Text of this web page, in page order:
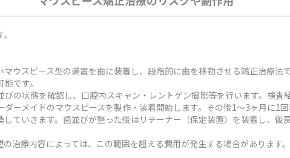
ウスピース型の装置を歯に装着し、段階的に歯を移動させる矯正治療法
です。
の状態を確認し、口腔内スキャン・レントゲン撮影等を行います。検査
ーメイドのマウスピースを製作・装着開始します。その後1～3ヶ月に1
ていきます。歯並びが整った後はリテーナー（保定装置）を装着し、後
治療内容によっては、この範囲を超える費用が発生する場合があります。